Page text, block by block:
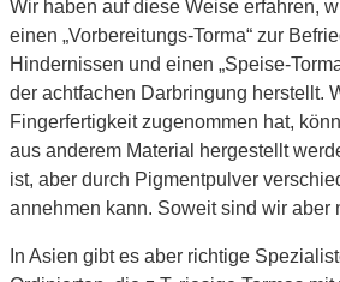
Wir haben auf diese Weise erfahren,
einen „Vorbereitungs-Torma“ zur
Hindernissen und einen „Speise-
der achtfachen Darbringung herstellt.
Fingerfertigkeit zugenommen hat,
aus anderem Material hergestellt
ist, aber durch Pigmentpulver
annehmen kann. Soweit sind wir aber
In Asien gibt es aber richtige